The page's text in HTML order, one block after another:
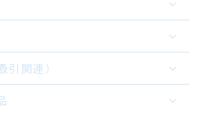
関連）